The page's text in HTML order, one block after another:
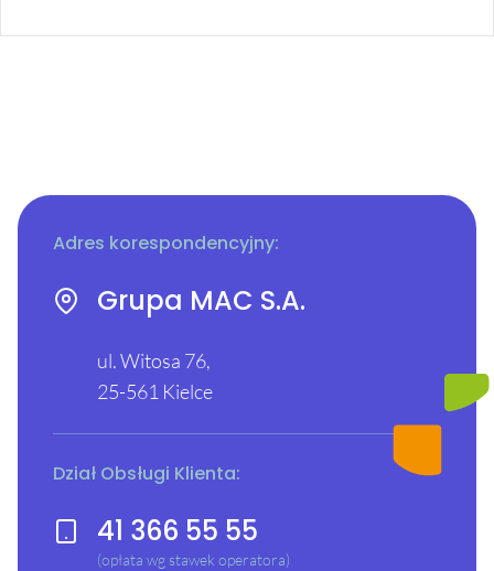
Adres korespondencyjny:
Grupa MAC S.A.
ul. Witosa 76,
25-561 Kielce
Dział Obsługi Klienta:
41 366 55 55
(opłata wg stawek operatora)